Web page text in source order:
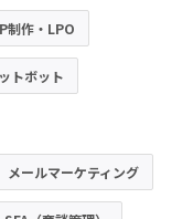
制作・LPO
トボット
メールマーケティング